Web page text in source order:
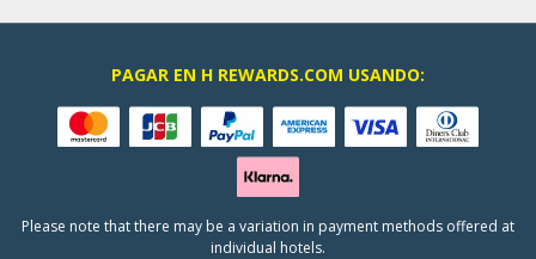
PAGAR EN H REWARDS.COM USANDO:
Please note that there may be a variation in payment methods offered at
individual hotels.